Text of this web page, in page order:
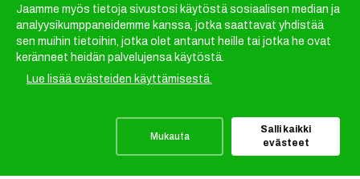
Jaamme myös tietoja sivustosi käytöstä sosiaalisen median ja
analyysikumppaneidemme kanssa, jotka saattavat yhdistää
sen muihin tietoihin, jotka olet antanut heille tai jotka he ovat
keränneet heidän palvelujensa käytöstä.
Lue lisää evästeiden käyttämisestä.
Mukauta
Salli kaikki
evästeet